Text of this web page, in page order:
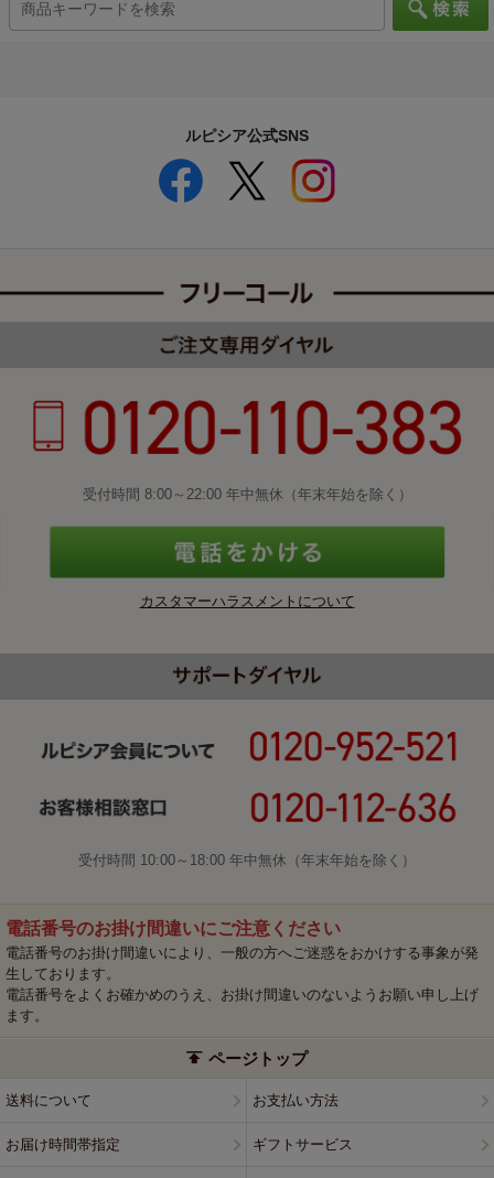
ルピシア公式SNS
受付時間 8:00～22:00 年中無休（年末年始を除く）
カスタマーハラスメントについて
受付時間 10:00～18:00 年中無休（年末年始を除く）
電話番号のお掛け間違いにご注意ください
電話番号のお掛け間違いにより、一般の方へご迷惑をおかけする事象が発
生しております。
電話番号をよくお確かめのうえ、お掛け間違いのないようお願い申し上げ
ます。
ページトップ
送料について お支払い方法
お届け時間帯指定 ギフトサービス